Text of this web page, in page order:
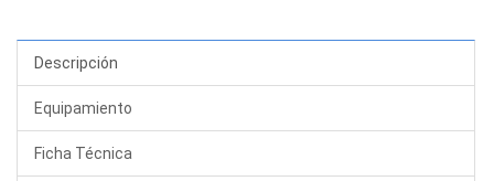
Descripción
Equipamiento
Ficha Técnica